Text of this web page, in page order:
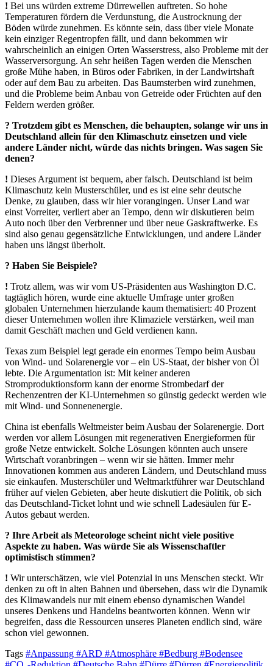
! Bei uns würden extreme Dürrewellen auftreten. So hohe
Temperaturen fördern die Verdunstung, die Austrocknung der
Böden würde zunehmen. Es könnte sein, dass über viele Monate
kein einziger Regentropfen fällt, und dann bekommen wir
wahrscheinlich an einigen Orten Wasserstress, also Probleme mit der
Wasserversorgung. An sehr heißen Tagen werden die Menschen
große Mühe haben, in Büros oder Fabriken, in der Landwirtshaft
oder auf dem Bau zu arbeiten. Das Baumsterben wird zunehmen,
und die Probleme beim Anbau von Getreide oder Früchten auf den
Feldern werden größer.
? Trotzdem gibt es Menschen, die behaupten, solange wir uns in
Deutschland allein für den Klimaschutz einsetzen und viele
andere Länder nicht, würde das nichts bringen. Was sagen Sie
denen?
! Dieses Argument ist bequem, aber falsch. Deutschland ist beim
Klimaschutz kein Musterschüler, und es ist eine sehr deutsche
Denke, zu glauben, dass wir hier vorangingen. Unser Land war
einst Vorreiter, verliert aber an Tempo, denn wir diskutieren beim
Auto noch über den Verbrenner und über neue Gaskraftwerke. Es
sind also genau gegensätzliche Entwicklungen, und andere Länder
haben uns längst überholt.
? Haben Sie Beispiele?
! Trotz allem, was wir vom US-Präsidenten aus Washington D.C.
tagtäglich hören, wurde eine aktuelle Umfrage unter großen
globalen Unternehmen hierzulande kaum thematisiert: 40 Prozent
dieser Unternehmen wollen ihre Klimaziele verstärken, weil man
damit Geschäft machen und Geld verdienen kann.
Texas zum Beispiel legt gerade ein enormes Tempo beim Ausbau
von Wind- und Solarenergie vor – ein US-Staat, der bisher von Öl
lebte. Die Argumentation ist: Mit keiner anderen
Stromproduktionsform kann der enorme Strombedarf der
Rechenzentren der KI-Unternehmen so günstig gedeckt werden wie
mit Wind- und Sonnenenergie.
China ist ebenfalls Weltmeister beim Ausbau der Solarenergie. Dort
werden vor allem Lösungen mit regenerativen Energieformen für
große Netze entwickelt. Solche Lösungen könnten auch unsere
Wirtschaft voranbringen – wenn wir sie hätten. Immer mehr
Innovationen kommen aus anderen Ländern, und Deutschland muss
sie einkaufen. Musterschüler und Weltmarktführer war Deutschland
früher auf vielen Gebieten, aber heute diskutiert die Politik, ob sich
das Deutschland-Ticket lohnt und wie schnell Ladesäulen für E-
Autos gebaut werden.
? Ihre Arbeit als Meteorologe scheint nicht viele positive
Aspekte zu haben. Was würde Sie als Wissenschaftler
optimistisch stimmen?
! Wir unterschätzen, wie viel Potenzial in uns Menschen steckt. Wir
denken zu oft in alten Bahnen und übersehen, dass wir die Dynamik
des Klimawandels nur mit einem ebenso dynamischen Wandel
unseres Denkens und Handelns beantworten können. Wenn wir
begreifen, dass die Ressourcen unseres Planeten endlich sind, wäre
schon viel gewonnen.
Tags #Anpassung #ARD #Atmosphäre #Bedburg #Bodensee